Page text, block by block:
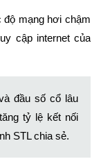
mạng hơi chậm
cập internet của
đầu số cổ lâu
tỷ lệ kết nối
STL chia sẻ.